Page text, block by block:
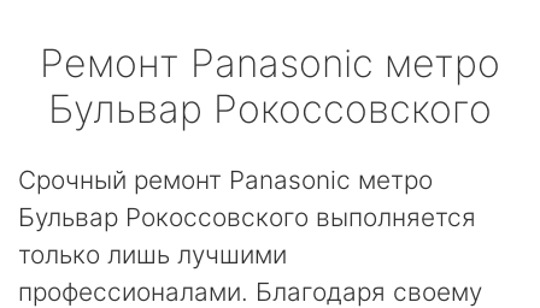
Ремонт Panasonic метро
Бульвар Рокоссовского
Срочный ремонт Panasonic метро
Бульвар Рокоссовского выполняется
только лишь лучшими
профессионалами. Благодаря своему